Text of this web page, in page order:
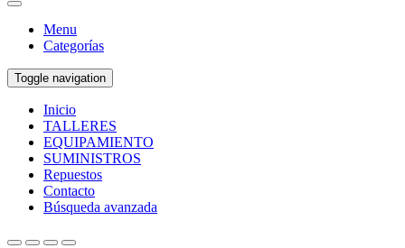
Menu
Categorías
Toggle navigation
Inicio
TALLERES
EQUIPAMIENTO
SUMINISTROS
Repuestos
Contacto
Búsqueda avanzada